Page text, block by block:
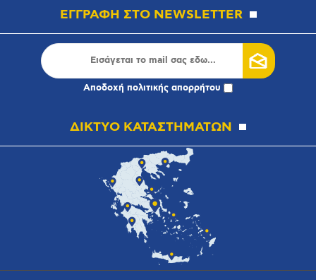
ΕΓΓΡΑΦΗ ΣΤΟ NEWSLETTER
Αποδοχή πολιτικής απορρήτου
ΔΙΚΤΥΟ ΚΑΤΑΣΤΗΜΑΤΩΝ